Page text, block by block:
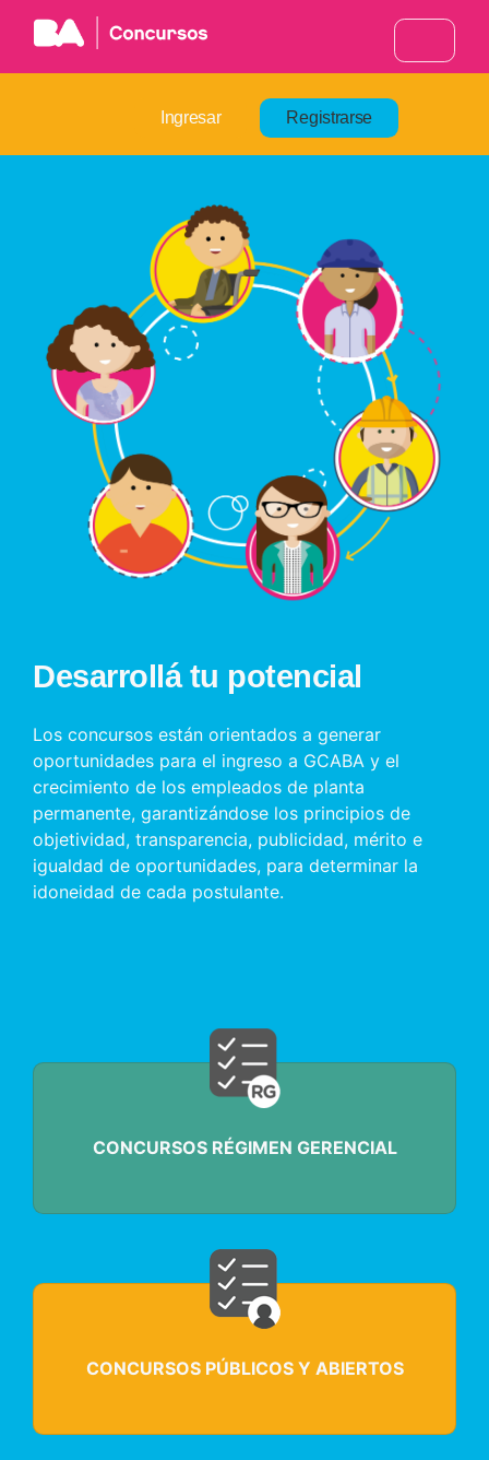
Ingresar Registrarse
Desarrollá tu potencial
Los concursos están orientados a generar
oportunidades para el ingreso a GCABA y el
crecimiento de los empleados de planta
permanente, garantizándose los principios de
objetividad, transparencia, publicidad, mérito e
igualdad de oportunidades, para determinar la
idoneidad de cada postulante.
CONCURSOS RÉGIMEN GERENCIAL
CONCURSOS PÚBLICOS Y ABIERTOS